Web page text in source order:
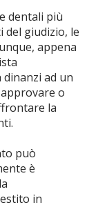
dentali più
del giudizio, le
appena
ad un
o
la
può
è
in